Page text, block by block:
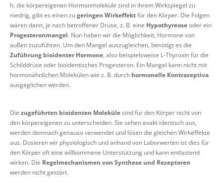
h. die körpereigenen Hormonmoleküle sind in ihrem Wirkspiegel zu
niedrig, gibt es einen zugeringen Wirkeffektfür den Körper. Die Folgen
wären dann, je nach betroffener Drüse, z. B. eine Hypothyreoseoder ein
Progesteronmangel. Nun haben wir die Möglichkeit, Hormone von
außen zuzuführen. Um den Mangel auszugleichen, benötigt es die
Zuführung bioidenter Hormone, also beispielsweise L-Thyroxin für die
Schilddrüse oder bioidentisches Progesteron. Ein Mangel kann nicht mit
hormonähnlichen Molekülen wie z. B. durch hormonelle Kontrazeptiva
ausgeglichen werden.
Die zugeführten bioidenten Molekülesind für den Körper nicht von
den körpereigenen zu unterscheiden. Sie sehen exakt identisch aus,
werden demnach genauso verwendet und lösen die gleichen Wirkeffekte
aus. Dosieren wir physiologisch und anhand von Laborwerten ist dies für
den Körper oft eine willkommene Unterstützung und kann entlastend
wirken. Die Regelmechanismen von Synthese und Rezeptoren
werden nicht gestört.